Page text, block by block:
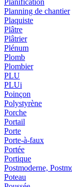
Planification
Planning de chantier
Plaquiste
Plâtre
Plâtrier
Plénum
Plomb
Plombier
PLU
PLUi
Poinçon
Polystyrène
Porche
Portail
Porte
Porte-à-faux
Portée
Portique
Postmoderne,
Poteau